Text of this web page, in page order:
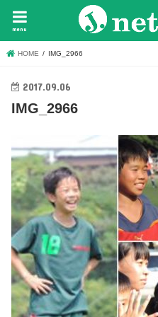
menu
HOME IMG_2966
2017.09.06
IMG_2966